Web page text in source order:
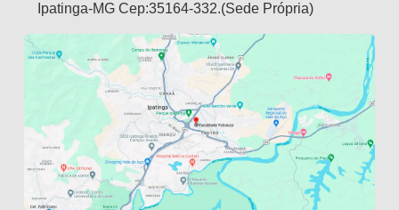
Ipatinga-MG Cep:35164-332.(Sede Própria)